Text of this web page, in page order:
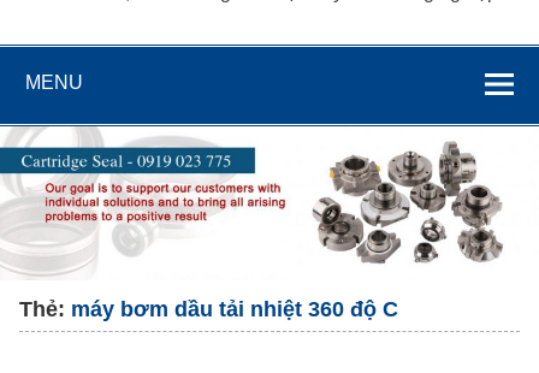
MENU
Thẻ: máy bơm dầu tải nhiệt 360 độ C